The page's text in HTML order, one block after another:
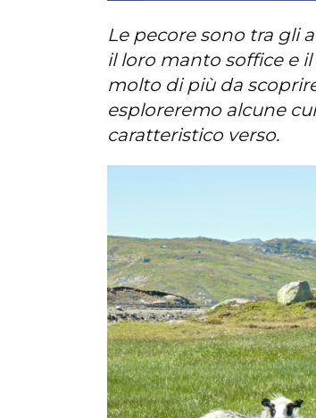
Le pecore sono tra gli
il loro manto soffice e
molto di più da
esploreremo alcune
caratteristico verso.